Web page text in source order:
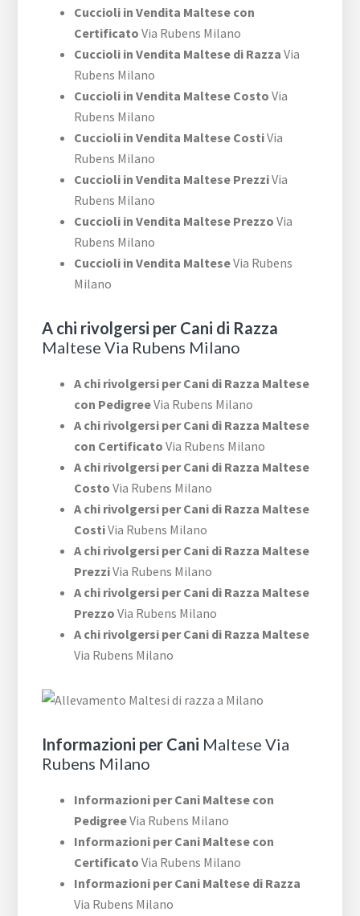
Cuccioli in Vendita Maltese con
Certificato Via Rubens Milano
Cuccioli in Vendita Maltese di Razza Via
Rubens Milano
Cuccioli in Vendita Maltese Costo Via
Rubens Milano
Cuccioli in Vendita Maltese CostiVia
Rubens Milano
Cuccioli in Vendita Maltese PrezziVia
Rubens Milano
Cuccioli in Vendita Maltese Prezzo Via
Rubens Milano
Cuccioli in Vendita MalteseVia Rubens
Milano
A chi rivolgersi per Cani di Razza
Maltese Via Rubens Milano
A chi rivolgersi per Cani di Razza Maltese
con PedigreeVia Rubens Milano
A chi rivolgersi per Cani di Razza Maltese
con Certificato Via Rubens Milano
A chi rivolgersi per Cani di Razza Maltese
Costo Via Rubens Milano
A chi rivolgersi per Cani di Razza Maltese
CostiVia Rubens Milano
A chi rivolgersi per Cani di Razza Maltese
PrezziVia Rubens Milano
A chi rivolgersi per Cani di Razza Maltese
Prezzo Via Rubens Milano
A chi rivolgersi per Cani di Razza Maltese
Via Rubens Milano
Informazioni per Cani Maltese Via
Rubens Milano
Informazioni per Cani Maltese con
PedigreeVia Rubens Milano
Informazioni per Cani Maltese con
Certificato Via Rubens Milano
Informazioni per Cani Maltese di Razza
Via Rubens Milano